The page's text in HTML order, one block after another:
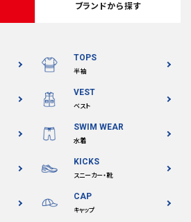
ブランドから探す
TOPS
半袖
VEST
ベスト
SWIM WEAR
水着
KICKS
スニーカー・靴
CAP
キャップ